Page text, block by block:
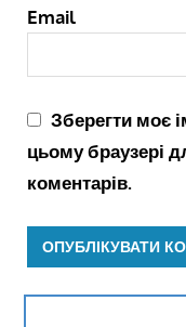
Email
Зберегти моє
цьому браузері
коментарів.